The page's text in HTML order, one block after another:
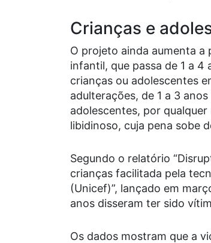
Crianças e
O projeto ainda aumenta a
infantil, que passa de 1 a 4
crianças ou adolescentes
adulterações, de 1 a 3
adolescentes, por
libidinoso, cuja pena sobe
Segundo o relatório
crianças facilitada pela
(Unicef)”, lançado em
anos disseram ter sido
Os dados mostram que a